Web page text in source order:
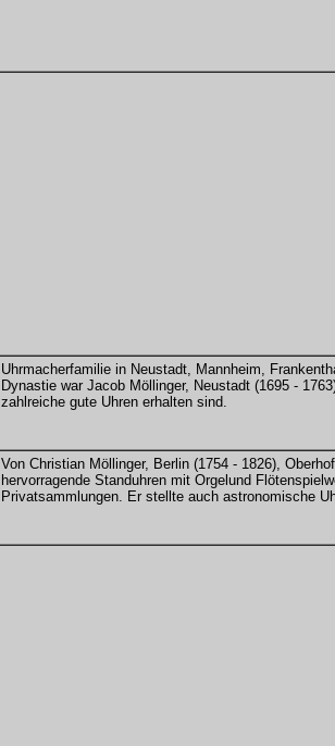
Uhrmacherfamilie in Neustadt, Mannheim,
Dynastie war Jacob Möllinger, Neustadt (1695 -
zahlreiche gute Uhren erhalten sind.
Von Christian Möllinger, Berlin (1754 - 1826),
hervorragende Standuhren mit Orgelund
Privatsammlungen. Er stellte auch astronomische